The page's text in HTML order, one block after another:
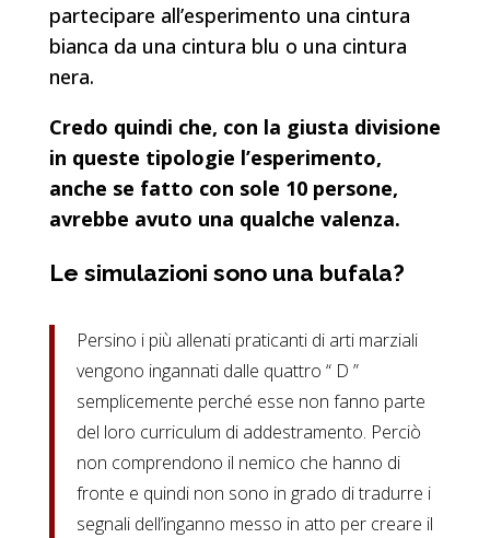
partecipare all’esperimento una cintura
bianca da una cintura blu o una cintura
nera.
Credo quindi che, con la giusta divisione
in queste tipologie l’esperimento,
anche se fatto con sole 10 persone,
avrebbe avuto una qualche valenza.
Le simulazioni sono una bufala?
Persino i più allenati praticanti di arti marziali
vengono ingannati dalle quattro “ D ”
semplicemente perché esse non fanno parte
del loro curriculum di addestramento. Perciò
non comprendono il nemico che hanno di
fronte e quindi non sono in grado di tradurre i
segnali dell’inganno messo in atto per creare il